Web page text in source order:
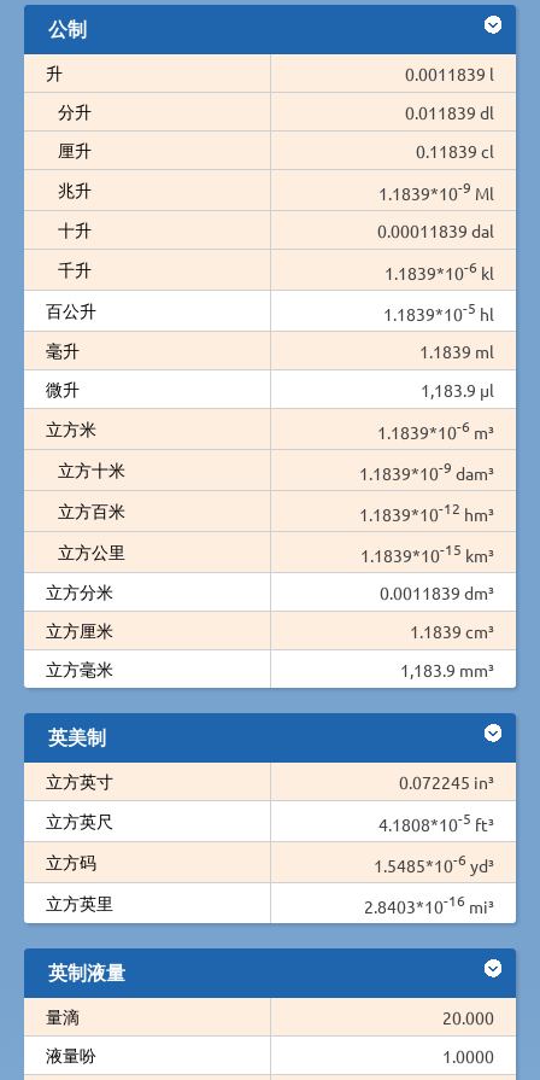
公制
升
0.0011839 l
分升
0.011839 dl
厘升
0.11839 cl
兆升
1.1839*10-9 Ml
十升
0.00011839 dal
千升
1.1839*10-6 kl
百公升
1.1839*10-5 hl
毫升
1.1839 ml
微升
1,183.9 µl
立方米
1.1839*10-6 m³
立方十米
1.1839*10-9 dam³
立方百米
1.1839*10-12 hm³
立方公里
1.1839*10-15 km³
立方分米
0.0011839 dm³
立方厘米
1.1839 cm³
立方毫米
1,183.9 mm³
英美制
立方英寸
0.072245 in³
立方英尺
4.1808*10-5 ft³
立方码
1.5485*10-6 yd³
立方英里
2.8403*10-16 mi³
英制液量
量滴
20.000
液量吩
1.0000